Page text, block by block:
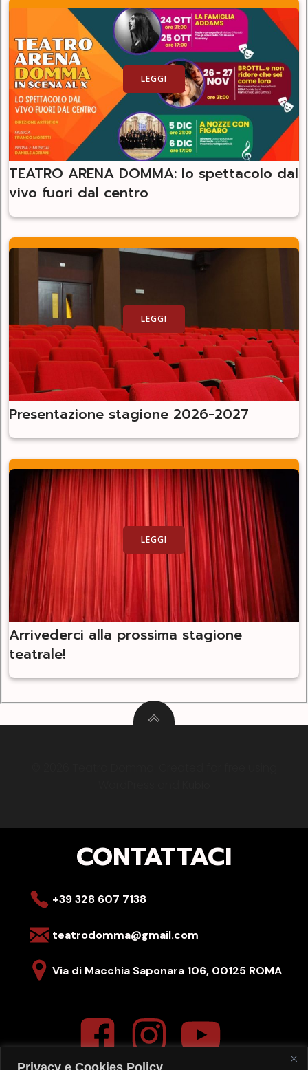
Privacy e Cookies Policy
LEGGI
TEATRO ARENA DOMMA: lo spettacolo dal
vivo fuori dal centro
LEGGI
Presentazione stagione 2026-2027
LEGGI
Arrivederci alla prossima stagione
teatrale!
CONTATTACI
+39 328 607 7138
teatrodomma@gmail.com
Via di Macchia Saponara 106, 00125 ROMA